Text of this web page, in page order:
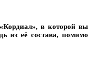
в которой вы
из её состава, помимо